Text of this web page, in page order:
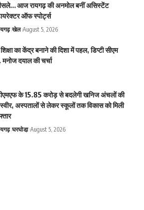
आज रायगढ़ की अनमोल बनीं असिस्टेंट
ऑफ स्पोर्ट्स
खेल August 5, 2026
का केंद्र बनाने की दिशा में पहल, डिप्टी सीएम
दयाल की चर्चा
के 15.85 करोड़ से बदलेगी खनिज अंचलों की
अस्पतालों से लेकर स्कूलों तक विकास को मिली
घरघोडा़ August 5, 2026